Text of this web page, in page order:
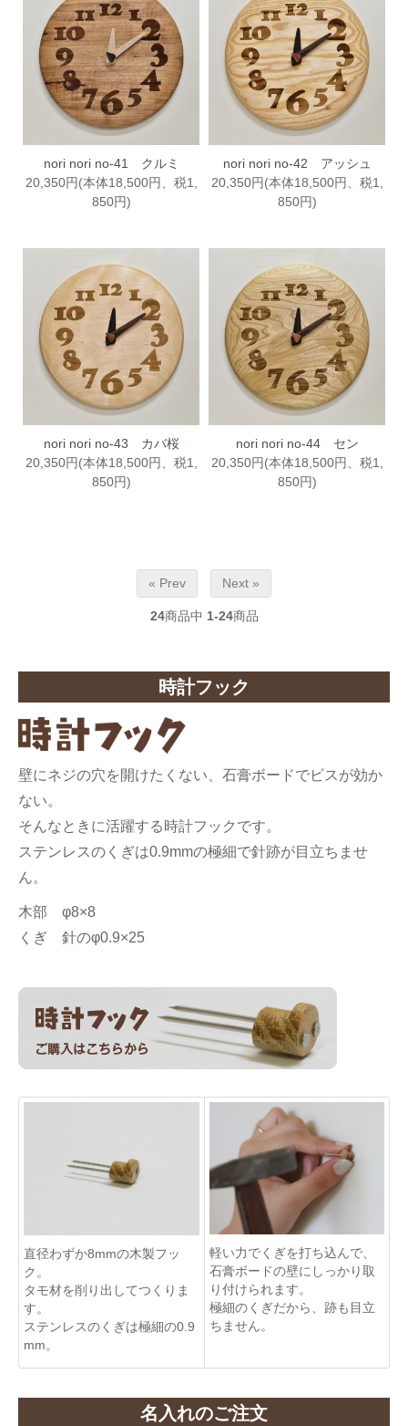
nori nori no-41 クルミ
20,350円(本体18,500円、税1,
850円)
nori nori no-42 アッシュ
20,350円(本体18,500円、税1,
850円)
nori nori no-43 カバ桜
20,350円(本体18,500円、税1,
850円)
nori nori no-44 セン
20,350円(本体18,500円、税1,
850円)
« Prev Next »
24商品中 1-24商品
時計フック
壁にネジの穴を開けたくない、石膏ボードでビスが効か
ない。
そんなときに活躍する時計フックです。
ステンレスのくぎは0.9mmの極細で針跡が目立ちませ
ん。
木部 φ8×8
くぎ 針のφ0.9×25
直径わずか8mmの木製フッ
ク。
タモ材を削り出してつくりま
す。
ステンレスのくぎは極細の0.9
mm。
軽い力でくぎを打ち込んで、
石膏ボードの壁にしっかり取
り付けられます。
極細のくぎだから、跡も目立
ちません。
名入れのご注文